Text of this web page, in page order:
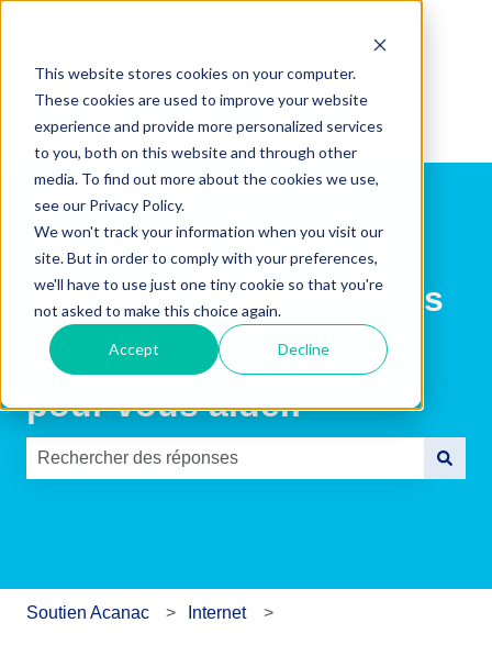
This website stores cookies on your computer.
These cookies are used to improve your website
experience and provide more personalized services
to you, both on this website and through other
media. To find out more about the cookies we use,
see our Privacy Policy.
We won't track your information when you visit our
site. But in order to comply with your preferences,
we'll have to use just one tiny cookie so that you're
not asked to make this choice again.
Accept Decline
Bienvenue ! Trouvez des
conseils et des outils
pour vous aider.
Soutien Acanac Internet